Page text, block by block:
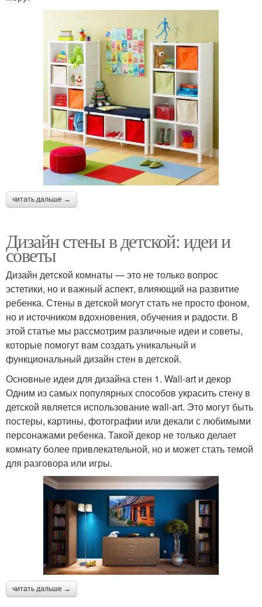
читать дальше →
Дизайн стены в детской: идеи и
советы
Дизайн детской комнаты — это не только вопрос
эстетики, но и важный аспект, влияющий на развитие
ребенка. Стены в детской могут стать не просто фоном,
но и источником вдохновения, обучения и радости. В
этой статье мы рассмотрим различные идеи и советы,
которые помогут вам создать уникальный и
функциональный дизайн стен в детской.
Основные идеи для дизайна стен 1. Wall-art и декор
Одним из самых популярных способов украсить стену в
детской является использование wall-art. Это могут быть
постеры, картины, фотографии или декали с любимыми
персонажами ребенка. Такой декор не только делает
комнату более привлекательной, но и может стать темой
для разговора или игры.
читать дальше →